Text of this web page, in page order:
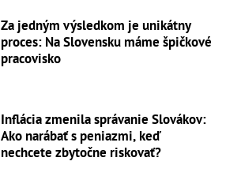
Za jedným výsledkom je unikátny
proces: Na Slovensku máme špičkové
pracovisko
Inflácia zmenila správanie Slovákov:
Ako narábať s peniazmi, keď
nechcete zbytočne riskovať?